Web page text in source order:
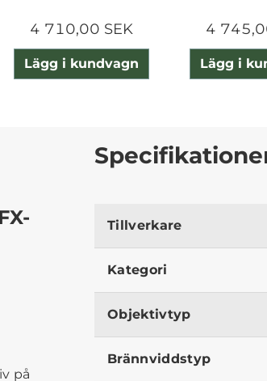
4 710,00 SEK
Lägg i kundvagn
4
Lägg i
på
Tillverkare
Kategori
Objektivtyp
Brännviddstyp